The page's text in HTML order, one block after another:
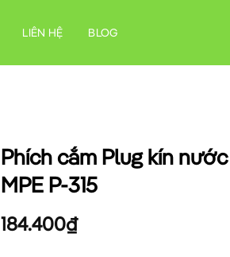
LIÊN HỆ BLOG
Phích cắm Plug kín nước
MPE P-315
184.400₫